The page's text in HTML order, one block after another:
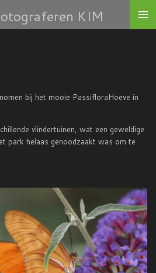
KIM
bij het mooie PassifloraHoeve in
vlindertuinen, wat een geweldige
park helaas genoodzaakt was om te